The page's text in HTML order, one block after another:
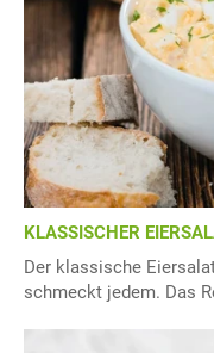
KLASSISCHER
Der klassische
schmeckt jedem. Das